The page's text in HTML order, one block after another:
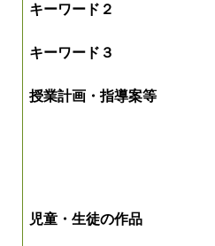
キーワード２
キーワード３
授業計画・指導案等
児童・生徒の作品